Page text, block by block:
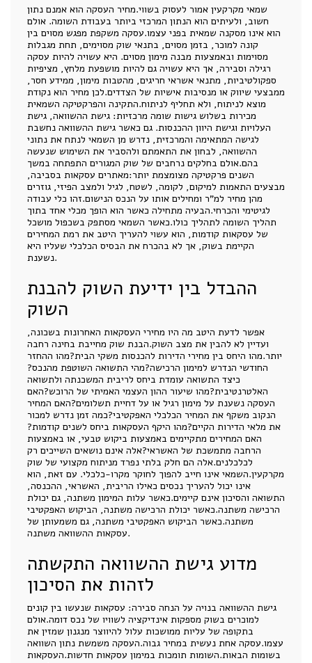
שמאי מקרקעין אמור לעסוק בשווי.מחיר העסקה הוא אמנם נתון
חשוב, ולעיתים הוא הנתון המרכזי ביותר בעבודת השומה. אולם
הוא אינו מסקנה שמאית בפני עצמו.עסקה משקפת מפגש מסוים בין
קונה למוכר, בזמן מסוים, בתנאי שוק מסוימים, תחת מגבלות
מסוימות ובאמצעות מבנה מימון מסוים. היא עשויה להיות עסקה
רגילה וסבירה, אך היא עשויה גם להיות מושפעת מלחץ, מציפיות
ספקולטיביות, מתנאי אשראי חריגים, מהטבות מימון, ממידע חסר,
ממבצעי שיווק או מנסיבות אישיות של הצדדים.לכן מחיר הוא נקודת
מוצא לניתוח, ולא תחליף לניתוח.התקינה והפרקטיקה השמאית
מכירות בשלוש גישות שומה מרכזיות: גישת ההשוואה, גישת
העלויות וגישת היוון ההכנסות. גם כאשר גישת ההשוואה נחשבת
לגישה המתאימה והמרכזית, נדרש מן השמאי לנתח את נתוני
ההשוואה, לבחון את התאמתם ולהסביר את השימוש שנעשה
בהם.אולם בחלקים נרחבים של שוק המגורים התפתחה במשך
השנים פרקטיקה מצומצמת יותר:מאתרים עסקאות בסביבה,
מבצעים התאמות למיקום, לקומה, לשטח, לגיל ולמצב הפיזי, גוזרים
מהן מחיר למ"ר ומחילים אותו על הנכס הנישום.זהו כלי עבודה
לגיטימי והכרחי.הבעיה מתחילה כאשר הוא הופך מכלי אחד בתוך
תהליך השומה לתהליך כולו.כאשר השמאי מסתפק בשכפול מושכל
של עסקאות קודמות, הוא עשוי להעריך היטב את רמת המחירים
הקיימת בשוק, אך לא בהכרח את הבסיס הכלכלי שעליו היא
נשענת.
ההבדל בין ידיעת השוק להבנת
השוק
אפשר לדעת היטב מה היו מחירי העסקאות האחרונות בשכונה,
ועדיין לא להבין את מצב השוק.הבנת שוק מחייבת בחינה רחבה
יותר.מהו היחס בין מחירי הדירות להכנסות משקי הבית?מהו ההחזר
החודשי הנדרש למימון הרכישה?מהי התשואה השוטפת מהנכס?
כיצד התשואה עומדת ביחס לריבית המשכנתה ולתשואה
האלטרנטיבית?מהו שיעור ההון העצמי האמיתי של הרוכש?האם
העסקה נשענת על מימון רגיל או על דחיית תשלומים?האם המחיר
הנקוב משקף את המחיר הכלכלי האפקטיבי?כמה זמן נדרש למכור
את מלאי הדירות הקיים?מהו היקף העסקאות ביחס לשנים קודמות?
האם המחירים מתקיימים באמצעות ביקוש טבעי, או באמצעות
הרחבה מתמשכת של האשראי?אלה אינם נושאים השייכים רק
לכלכלנים.אלה הם חלק בלתי נפרד מניתוח מקצועי של שוק
מקרקעין.השמאי אינו חייב להפוך לחוקר מקרו-כלכלי. עם זאת, הוא
אינו יכול להעריך נכסים כאילו הריבית, האשראי, ההכנסה,
התשואה והסיכון אינם קיימים.כאשר עלות המימון משתנה, גם יכולת
הרכישה משתנה.כאשר יכולת הרכישה משתנה, הביקוש האפקטיבי
משתנה.כאשר הביקוש האפקטיבי משתנה, גם משמעותן של
עסקאות ההשוואה משתנה.
מדוע גישת ההשוואה התקשתה
לזהות את הסיכון
גישת ההשוואה בנויה על הנחה סבירה: עסקאות שנעשו בין קונים
למוכרים בשוק מספקות אינדיקציה לשוויו של נכס דומה.אולם
בתקופה של עליות ממושכות עלול להיווצר מנגנון שמזין את
עצמו.עסקה אחת נעשית במחיר גבוה.העסקה משמשת נתון השוואה
בשומות הבאות.השומות תומכות במימון עסקאות חדשות.העסקאות